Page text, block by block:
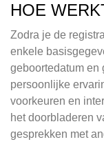
HOE
Zodra je de
enkele
geboortedatum en
persoonlijke
voorkeuren en
het doorbladeren
gesprekken met